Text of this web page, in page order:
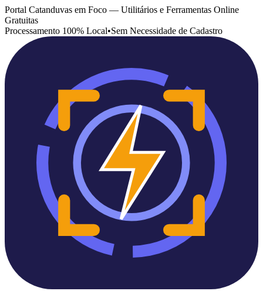
Portal Catanduvas em Foco — Utilitários e Ferramentas Online
Gratuitas
Processamento 100% Local•Sem Necessidade de Cadastro